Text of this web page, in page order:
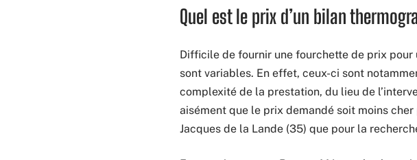
Quel est le prix d’un bilan
Difficile de fournir une fourchette de prix
sont variables. En effet, ceux-ci sont
complexité de la prestation, du lieu de
aisément que le prix demandé soit moins
Jacques de la Lande (35) que pour la